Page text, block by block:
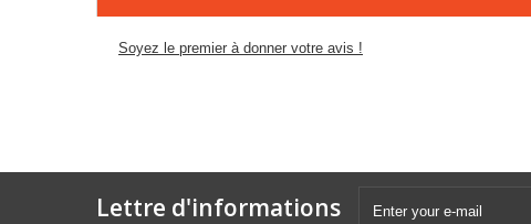
Soyez le premier à donner votre avis !
Lettre d'informations